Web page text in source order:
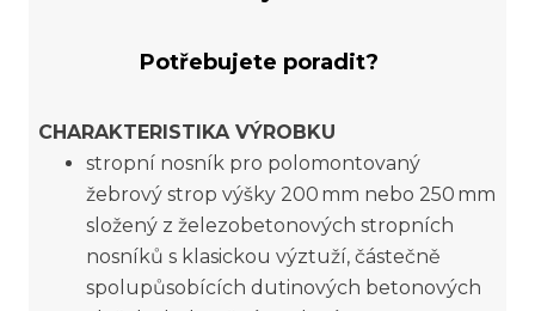
Potřebujete poradit?
CHARAKTERISTIKA VÝROBKU
stropní nosník pro polomontovaný
žebrový strop výšky 200 mm nebo 250 mm
složený z železobetonových stropních
nosníků s klasickou výztuží, částečně
spolupůsobících dutinových betonových